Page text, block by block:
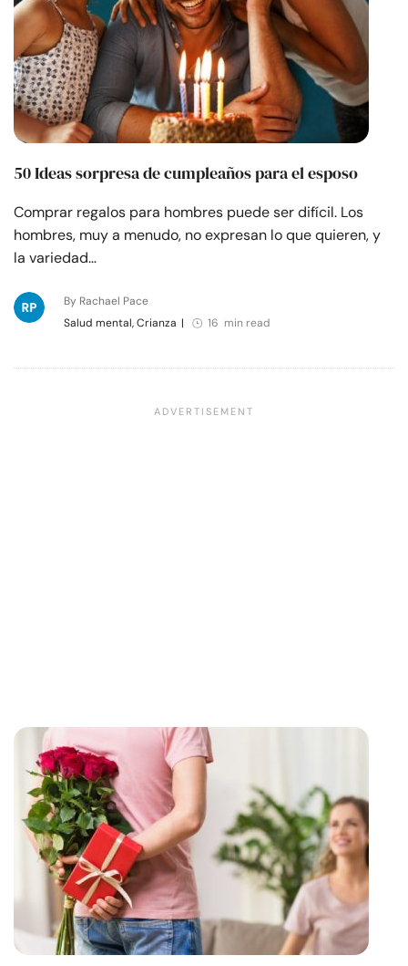
50 Ideas sorpresa de cumpleaños para el esposo
Comprar regalos para hombres puede ser difícil. Los
hombres, muy a menudo, no expresan lo que quieren, y
la variedad…
By Rachael Pace
Salud mental, Crianza | 16 min read